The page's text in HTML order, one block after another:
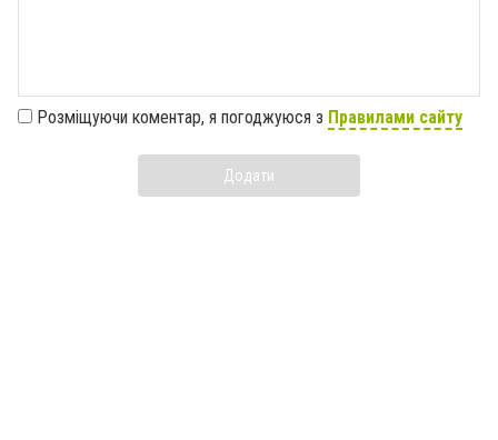
Розміщуючи коментар, я погоджуюся з Правилами сайту
Додати